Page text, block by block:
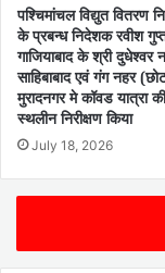
पश्चिमांचल विद्युत वितरण
के प्रबन्ध निदेशक रवीश
गाजियाबाद के श्री दुधेश्वर
साहिबाबाद एवं गंग नहर
मुरादनगर मे कॉवड यात्रा
स्थलीन निरीक्षण किया
July 18, 2026